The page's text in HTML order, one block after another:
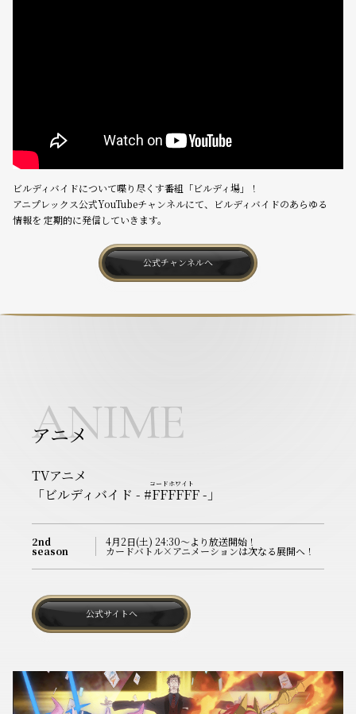
ビルディバイドについて喋り尽くす番組「ビルディ場」！
アニプレックス公式YouTubeチャンネルにて、ビルディバイドのあらゆる
情報を 定期的に発信していきます。
公式チャンネルへ
ANIME
アニメ
TVアニメ
「ビルディバイド
コードホワイト
- #FFFFFF - 」
2nd
season
4月2日(土) 24:30～より放送開始！
カードバトル×アニメーションは次なる展開へ！
公式サイトへ